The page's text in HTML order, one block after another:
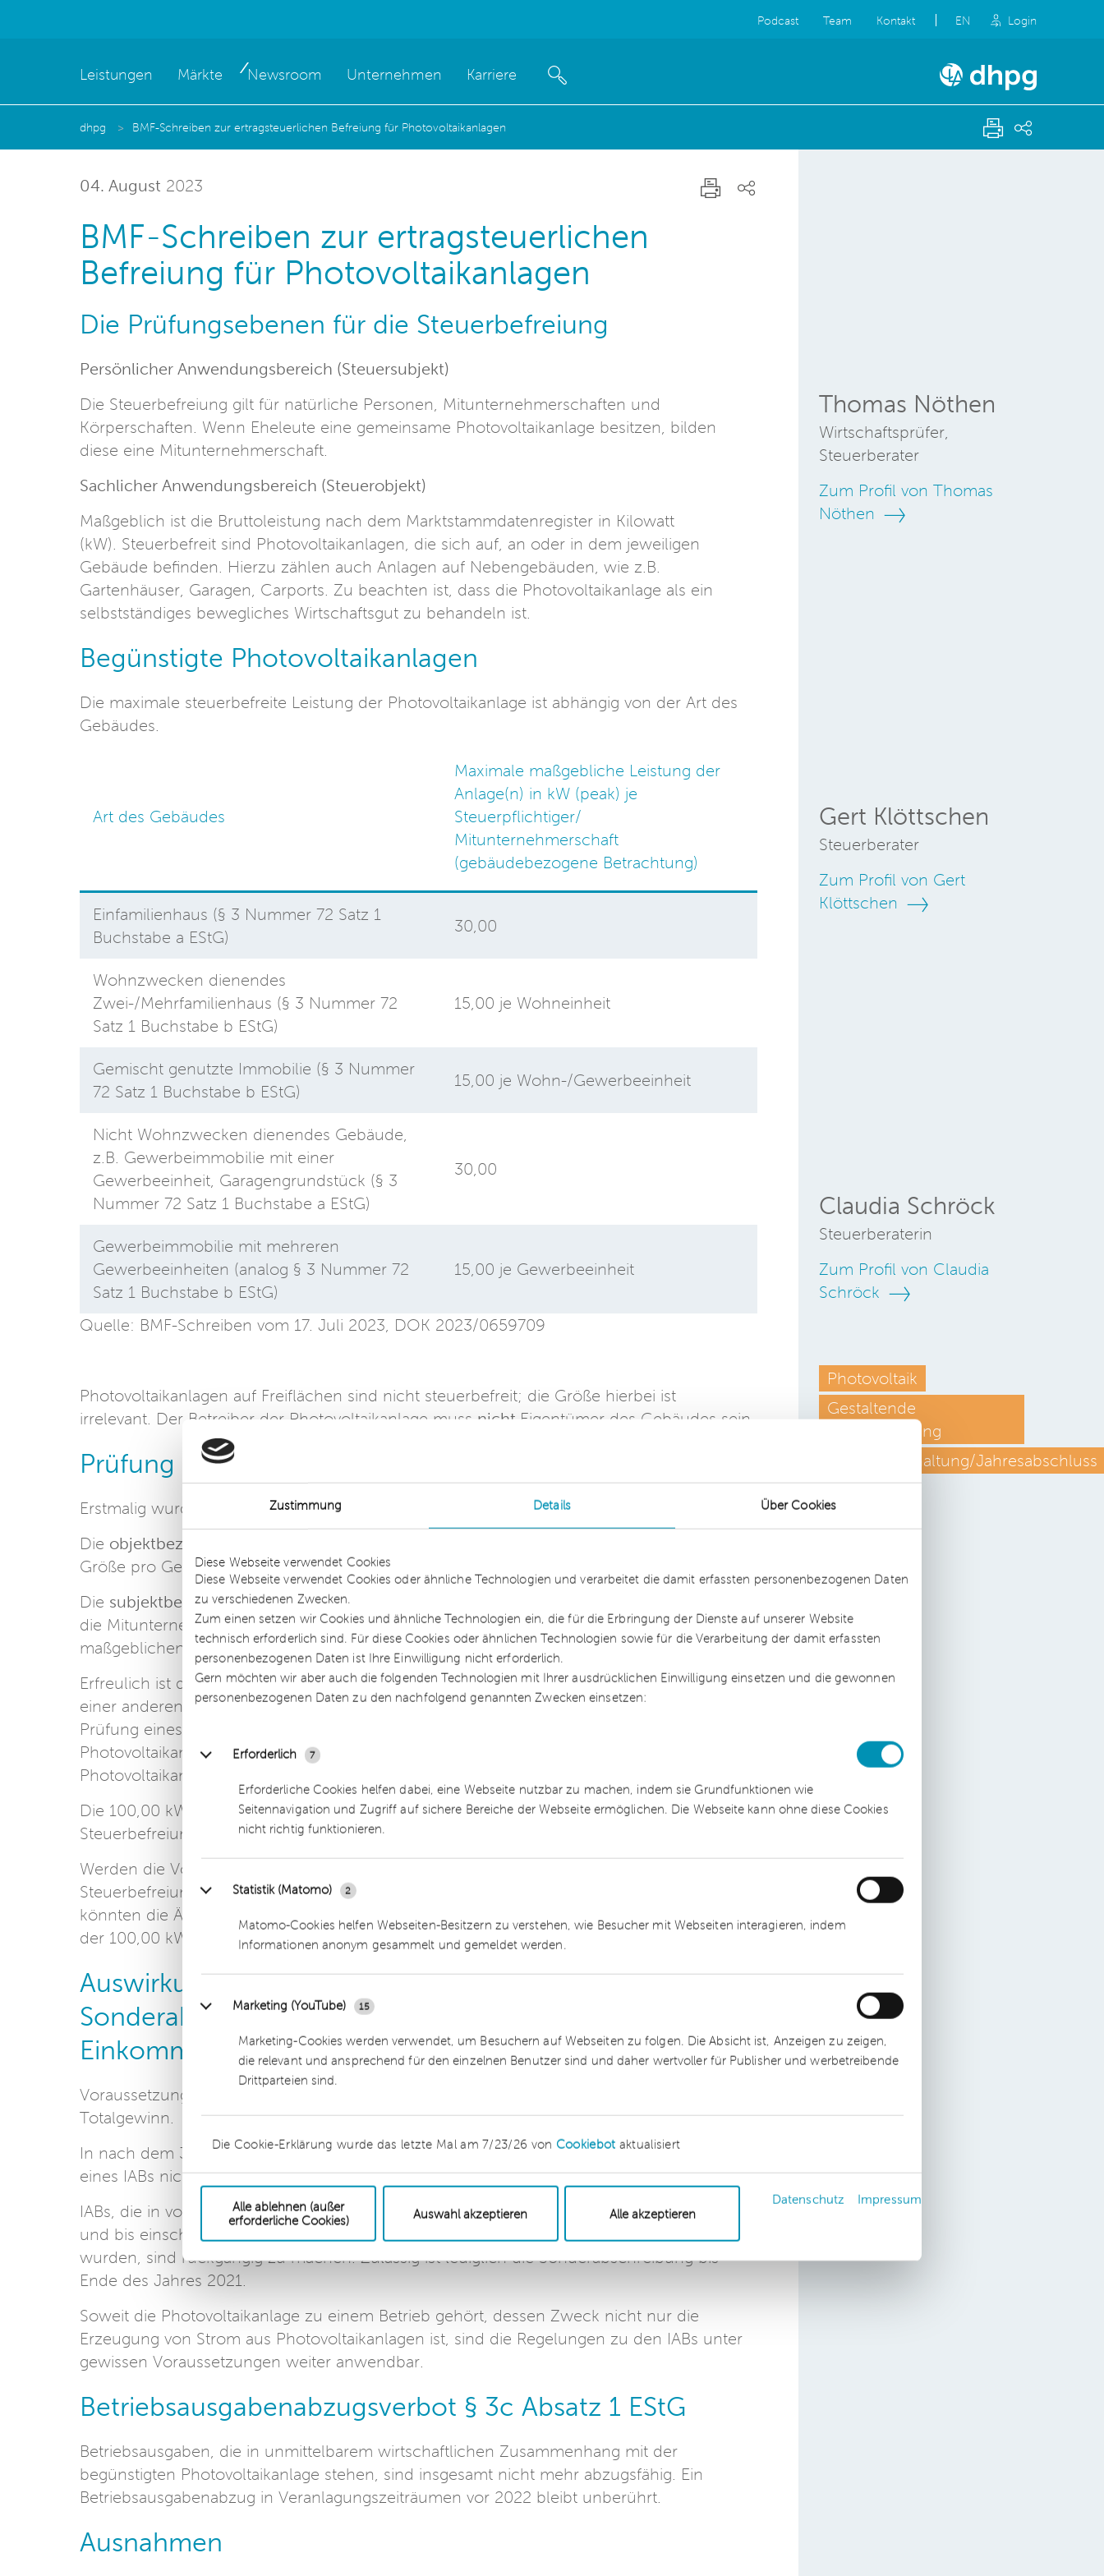
Zustimmung Details Über Cookies
Diese Webseite verwendet Cookies
Diese Webseite verwendet Cookies oder ähnliche Technologien und verarbeitet die damit erfassten personenbezogenen Daten
zu verschiedenen Zwecken.
Zum einen setzen wir Cookies und ähnliche Technologien ein, die für die Erbringung der Dienste auf unserer Website
technisch erforderlich sind. Für diese Cookies oder ähnlichen Technologien sowie für die Verarbeitung der damit erfassten
personenbezogenen Daten ist Ihre Einwilligung nicht erforderlich.
Gern möchten wir aber auch die folgenden Technologien mit Ihrer ausdrücklichen Einwilligung einsetzen und die gewonnen
personenbezogenen Daten zu den nachfolgend genannten Zwecken einsetzen:
Erforderlich 7
Erforderliche Cookies helfen dabei, eine Webseite nutzbar zu machen, indem sie Grundfunktionen wie
Seitennavigation und Zugriff auf sichere Bereiche der Webseite ermöglichen. Die Webseite kann ohne diese Cookies
nicht richtig funktionieren.
Statistik (Matomo) 2
Matomo-Cookies helfen Webseiten-Besitzern zu verstehen, wie Besucher mit Webseiten interagieren, indem
Informationen anonym gesammelt und gemeldet werden.
Marketing (YouTube) 15
Marketing-Cookies werden verwendet, um Besuchern auf Webseiten zu folgen. Die Absicht ist, Anzeigen zu zeigen,
die relevant und ansprechend für den einzelnen Benutzer sind und daher wertvoller für Publisher und werbetreibende
Drittparteien sind.
Die Cookie-Erklärung wurde das letzte Mal am 7/23/26 von Cookiebot aktualisiert
Alle ablehnen (außer
erforderliche Cookies)
Auswahl akzeptieren Alle akzeptieren
Datenschutz Impressum
Podcast Team Kontakt EN Login
Leistungen Märkte Newsroom Unternehmen Karriere
dhpg BMF-Schreiben zur ertragsteuerlichen Befreiung für Photovoltaikanlagen
04. August 2023
BMF-Schreiben zur ertragsteuerlichen
Befreiung für Photovoltaikanlagen
Die Prüfungsebenen für die Steuerbefreiung
Persönlicher Anwendungsbereich (Steuersubjekt)
Die Steuerbefreiung gilt für natürliche Personen, Mitunternehmerschaften und
Körperschaften. Wenn Eheleute eine gemeinsame Photovoltaikanlage besitzen, bilden
diese eine Mitunternehmerschaft.
Sachlicher Anwendungsbereich (Steuerobjekt)
Maßgeblich ist die Bruttoleistung nach dem Marktstammdatenregister in Kilowatt
(kW). Steuerbefreit sind Photovoltaikanlagen, die sich auf, an oder in dem jeweiligen
Gebäude befinden. Hierzu zählen auch Anlagen auf Nebengebäuden, wie z.B.
Gartenhäuser, Garagen, Carports. Zu beachten ist, dass die Photovoltaikanlage als ein
selbstständiges bewegliches Wirtschaftsgut zu behandeln ist.
Begünstigte Photovoltaikanlagen
Die maximale steuerbefreite Leistung der Photovoltaikanlage ist abhängig von der Art des
Gebäudes.
Art des Gebäudes
Maximale maßgebliche Leistung der
Anlage(n) in kW (peak) je
Steuerpflichtiger/
Mitunternehmerschaft
(gebäudebezogene Betrachtung)
Einfamilienhaus (§ 3 Nummer 72 Satz 1
Buchstabe a EStG)
30,00
Wohnzwecken dienendes
Zwei-/Mehrfamilienhaus (§ 3 Nummer 72
Satz 1 Buchstabe b EStG)
15,00 je Wohneinheit
Gemischt genutzte Immobilie (§ 3 Nummer
72 Satz 1 Buchstabe b EStG)
15,00 je Wohn-/Gewerbeeinheit
Nicht Wohnzwecken dienendes Gebäude,
z.B. Gewerbeimmobilie mit einer
Gewerbeeinheit, Garagengrundstück (§ 3
Nummer 72 Satz 1 Buchstabe a EStG)
30,00
Gewerbeimmobilie mit mehreren
Gewerbeeinheiten (analog § 3 Nummer 72
Satz 1 Buchstabe b EStG)
15,00 je Gewerbeeinheit
Quelle: BMF-Schreiben vom 17. Juli 2023, DOK 2023/0659709
Photovoltaikanlagen auf Freiflächen sind nicht steuerbefreit; die Größe hierbei ist
irrelevant. Der Betreiber der Photovoltaikanlage muss nicht Eigentümer des Gebäudes sein.
Prüfung der Höchstgrenze
Erstmalig wurde für die Prüfung der Höchstgrenze eine zweistufige Prüfung dokumentiert.
Die objektbezogene Prüfung
Größe pro Gebäude.
Die subjektbezogene Prüfungbezieht sich darauf, dass der jeweilige Steuerpflichtige bzw.
die Mitunternehmerschaft insgesamt die 100,00 kW-Grenze einhält. Hierfür sind die
maßgeblichen Leistungen aller begünstigten Photovoltaikanlagen zu addieren.
Erfreulich ist die Klarstellung, dass keine Zusammenrechnung mit Photovoltaikanlagen aus
einer anderen Mitunternehmerschaft erfolgt. Demnach sind bei der subjektbezogenen
Prüfung eines Steuerpflichtigen oder einer Mitunternehmerschaft, die begünstigte
Photovoltaikanlagen betreibt, nicht die von der anderen Mitunternehmerschaft betriebenen
Photovoltaikanlagen anteilig zu berücksichtigen.
Die 100,00 kW ist eine Freigrenze. Sofern diese Grenze überschritten wird, entfällt die
Steuerbefreiung für alle Photovoltaikanlagen.
Werden die Voraussetzungen unterjährig erstmalig oder letztmalig erfüllt sind, wird die
Steuerbefreiung nur bis zu oder ab diesem Zeitpunkt angewendet. Beispiele hierfür
könnten die Änderung der Anzahl der Wohneinheiten und die Über- oder Unterschreitung
der 100,00 kW-Grenze sein.
Auswirkungen auf den Investitionsabzugsbetrag und die
Sonderabschreibung nach § 7g
Einkommensteuergesetz
Voraussetzung für die Bildung eines Investitionsabzugsbetrages (IAB) ist ein prognostizierter
Totalgewinn.
In nach dem 31. Dezember 2021 endenden Wirtschaftsjahren ist die Inanspruchnahme
eines IABs nicht mehr möglich, da kein Gewinn für den Betrieb zu ermitteln ist.
IABs, die in vor dem 1. Januar 2022 endenden Wirtschaftsjahren in Anspruch genommen
und bis einschließlich zum 31. Dezember 2021 noch nicht gewinnwirksam hinzugerechnet
wurden, sind rückgängig zu machen. Zulässig ist lediglich die Sonderabschreibung bis
Ende des Jahres 2021.
Soweit die Photovoltaikanlage zu einem Betrieb gehört, dessen Zweck nicht nur die
Erzeugung von Strom aus Photovoltaikanlagen ist, sind die Regelungen zu den IABs unter
gewissen Voraussetzungen weiter anwendbar.
Betriebsausgabenabzugsverbot § 3c Absatz 1 EStG
Betriebsausgaben, die in unmittelbarem wirtschaftlichen Zusammenhang mit der
begünstigten Photovoltaikanlage stehen, sind insgesamt nicht mehr abzugsfähig. Ein
Betriebsausgabenabzug in Veranlagungszeiträumen vor 2022 bleibt unberührt.
Ausnahmen
Thomas Nöthen
Wirtschaftsprüfer,
Steuerberater
Zum Profil von Thomas
Nöthen
Gert Klöttschen
Steuerberater
Zum Profil von Gert
Klöttschen
Claudia Schröck
Steuerberaterin
Zum Profil von Claudia
Schröck
Photovoltaik
Gestaltende
Steuerberatung
Finanzbuchhaltung/Jahresabschluss